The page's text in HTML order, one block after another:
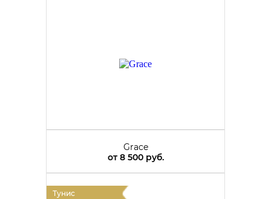
Grace
от8 500 руб.
Тунис